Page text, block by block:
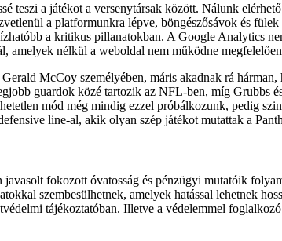
teszi a játékot a versenytársak között. Nálunk
a platformunkra lépve, böngészősávok és
a kritikus pillanatokban. A Google Analytics
amelyek nélkül a weboldal nem működne
McCoy személyében, máris akadnak rá
guardok közé tartozik az NFL-ben, míg Grubbs
mód még mindig ezzel próbálkozunk, pedig
line-al, akik olyan szép játékot mutattak a
fokozott óvatosság és pénzügyi mutatóik
szembesülhetnek, amelyek hatással lehetnek
tájékoztatóban. Illetve a védelemmel